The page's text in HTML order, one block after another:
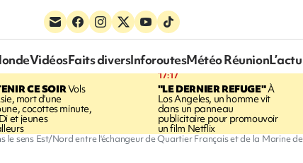
VidéosFaits diversInforoutesMétéo Réunion
CE SOIRVols
mort d'une
cocottes minute,
et jeunes
17:17
"LE DERNIER REFUGE"À
Los Angeles, un homme vit
dans un panneau
publicitaire pour promouvoir
un film Netflix
le sens Est/Nord entre l'échangeur de Quartier Français et de la Marine